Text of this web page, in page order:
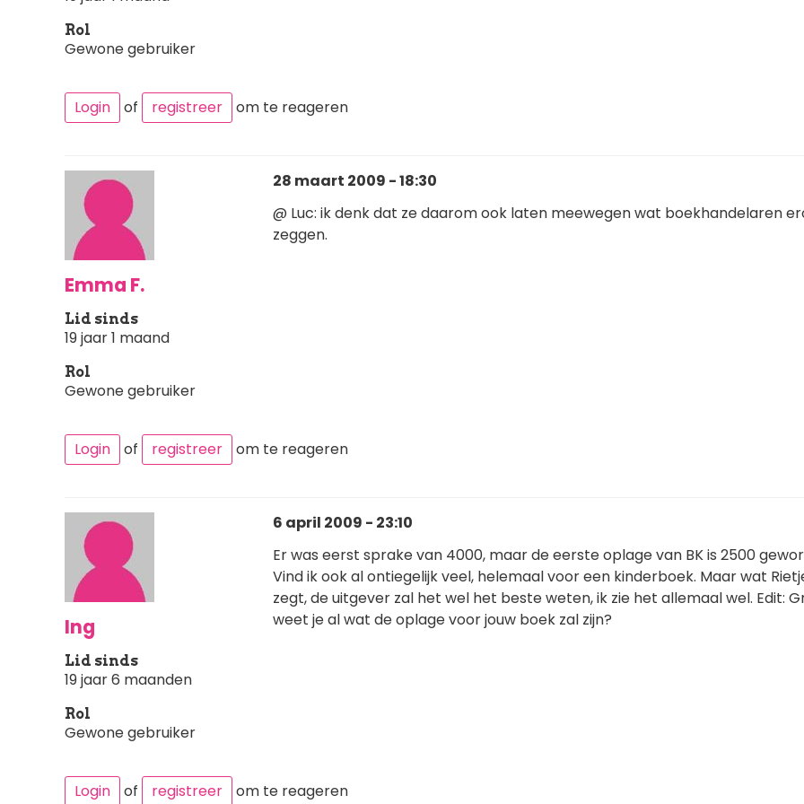
Rol
Gewone gebruiker
Login of registreer om te reageren
Emma F.
Lid sinds
19 jaar 1 maand
Rol
Gewone gebruiker
28 maart 2009 - 18:30
@ Luc: ik denk dat ze daarom ook laten meewegen wat boekhandelaren
zeggen.
Login of registreer om te reageren
Ing
Lid sinds
19 jaar 6 maanden
Rol
Gewone gebruiker
6 april 2009 - 23:10
Er was eerst sprake van 4000, maar de eerste oplage van BK is 2500
Vind ik ook al ontiegelijk veel, helemaal voor een kinderboek. Maar wat
zegt, de uitgever zal het wel het beste weten, ik zie het allemaal wel. Edit:
weet je al wat de oplage voor jouw boek zal zijn?
Login of registreer om te reageren